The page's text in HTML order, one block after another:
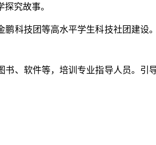
究故事。
技团等高水平学生科技社团建设。
、软件等，培训专业指导人员。引